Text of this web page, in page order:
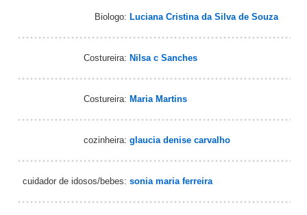
Biologo: Luciana Cristina da Silva de Souza
Costureira: Nilsa c Sanches
Costureira: Maria Martins
cozinheira: glaucia denise carvalho
cuidador de idosos/bebes: sonia maria ferreira